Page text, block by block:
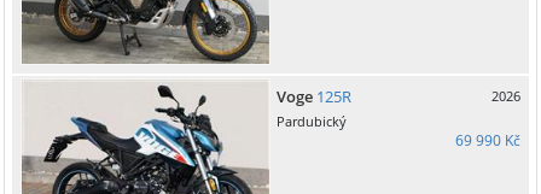
Voge 125R
2026
Pardubický
69 990 Kč